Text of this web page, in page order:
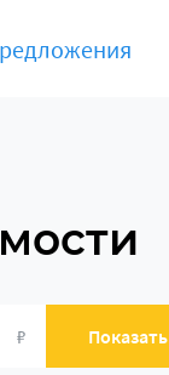
₽ Показать